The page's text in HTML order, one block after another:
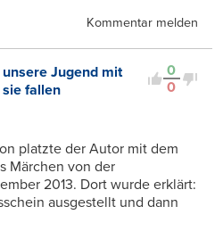
Kommentar melden
0
0
Jugend mit
fallen
platzte der Autor mit dem
Märchen von der
2013. Dort wurde erklärt:
ausgestellt und dann